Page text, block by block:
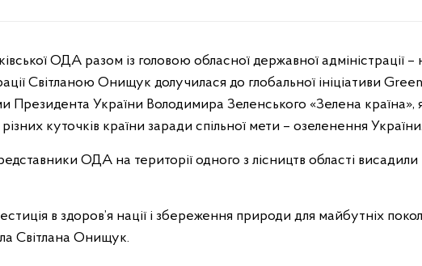
Світланою Онищук долучилася до глобальної ініціативи
Президента України Володимира Зеленського «Зелена країна»,
куточків країни заради спільної мети – озеленення України.
ОДА на території одного з лісництв області
в здоров’я нації і збереження природи для майбутніх
Світлана Онищук.